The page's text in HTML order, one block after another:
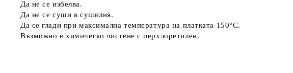
Да не се избелва.
Да не се суши в сушилня.
Да се глади при максимална температура на платката 150°C.
Възможно е химическо чистене с перхлоретилен.